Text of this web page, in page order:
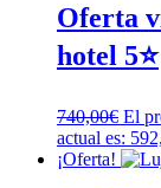
Oferta
hotel 5⭐️
740,00€ El
actual es:
¡Oferta!